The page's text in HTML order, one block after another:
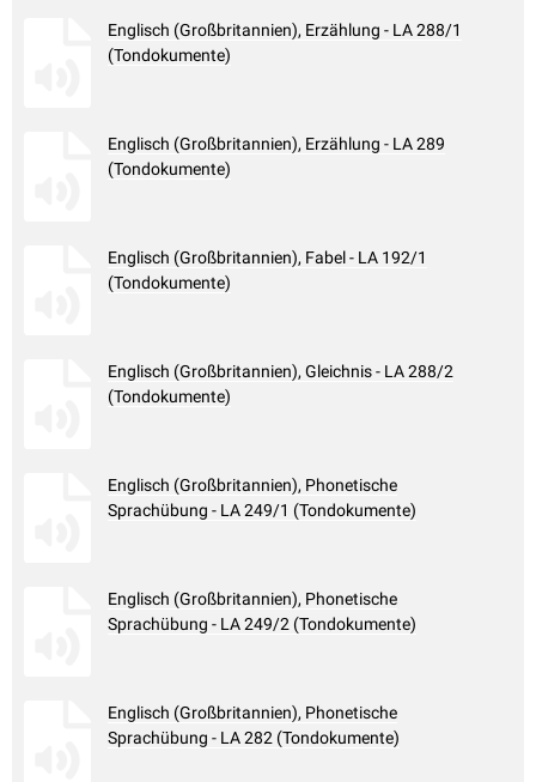
Englisch (Großbritannien), Erzählung - LA 288/1
(Tondokumente)
Englisch (Großbritannien), Erzählung - LA 289
(Tondokumente)
Englisch (Großbritannien), Fabel - LA 192/1
(Tondokumente)
Englisch (Großbritannien), Gleichnis - LA 288/2
(Tondokumente)
Englisch (Großbritannien), Phonetische
Sprachübung - LA 249/1 (Tondokumente)
Englisch (Großbritannien), Phonetische
Sprachübung - LA 249/2 (Tondokumente)
Englisch (Großbritannien), Phonetische
Sprachübung - LA 282 (Tondokumente)